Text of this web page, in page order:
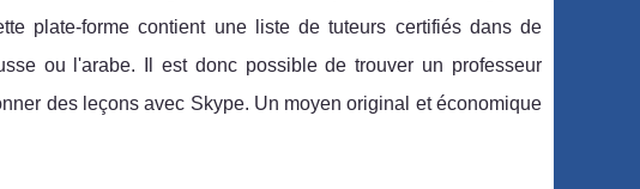
plate-forme contient une liste de tuteurs certifiés dans de
ou l'arabe. Il est donc possible de trouver un professeur
des leçons avec Skype. Un moyen original et économique